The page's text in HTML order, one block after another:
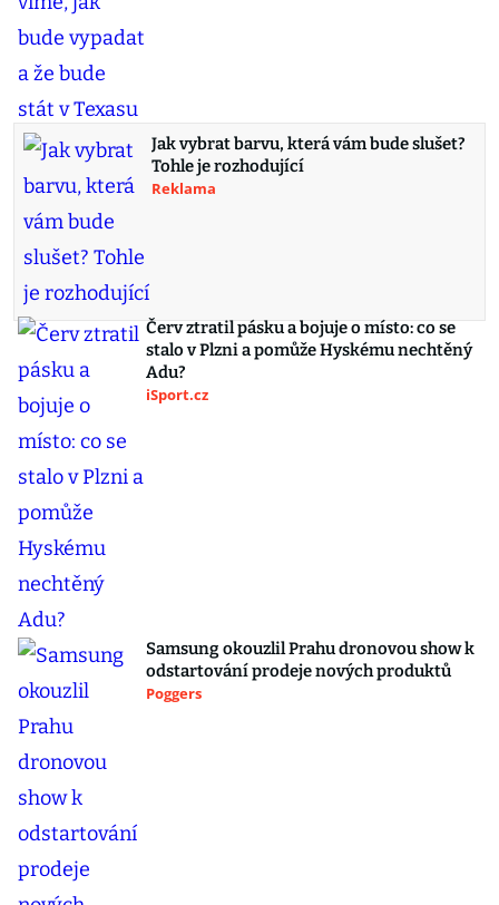
Jak vybrat barvu, která vám bude slušet?
Tohle je rozhodující
Reklama
Červ ztratil pásku a bojuje o místo: co se
stalo v Plzni a pomůže Hyskému nechtěný
Adu?
iSport.cz
Samsung okouzlil Prahu dronovou show k
odstartování prodeje nových produktů
Poggers